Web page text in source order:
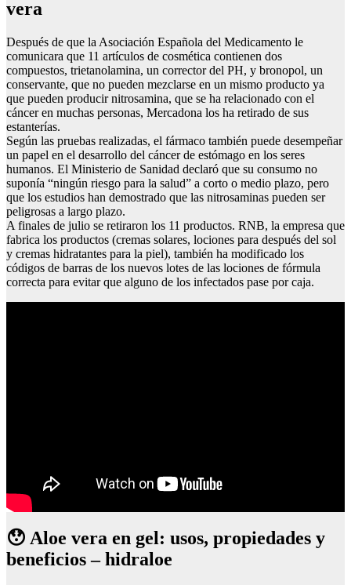
vera
Después de que la Asociación Española del Medicamento le
comunicara que 11 artículos de cosmética contienen dos
compuestos, trietanolamina, un corrector del PH, y bronopol, un
conservante, que no pueden mezclarse en un mismo producto ya
que pueden producir nitrosamina, que se ha relacionado con el
cáncer en muchas personas, Mercadona los ha retirado de sus
estanterías.
Según las pruebas realizadas, el fármaco también puede desempeñar
un papel en el desarrollo del cáncer de estómago en los seres
humanos. El Ministerio de Sanidad declaró que su consumo no
suponía “ningún riesgo para la salud” a corto o medio plazo, pero
que los estudios han demostrado que las nitrosaminas pueden ser
peligrosas a largo plazo.
A finales de julio se retiraron los 11 productos. RNB, la empresa que
fabrica los productos (cremas solares, lociones para después del sol
y cremas hidratantes para la piel), también ha modificado los
códigos de barras de los nuevos lotes de las lociones de fórmula
correcta para evitar que alguno de los infectados pase por caja.
😯 Aloe vera en gel: usos, propiedades y
beneficios – hidraloe